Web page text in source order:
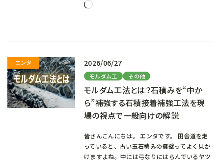
読
2026/06/27
モルダム工 その他
モルダム工法とは？石積みを“中か
ら”補強する石積接着補強工法を現
場の視点で一般向けの解説
皆さんこんにちは。 エンタです。 田舎道を走
っていると、古い玉石積みの擁壁ってよく見か
けますよね。中には弓なりにはらんでいるヤツ